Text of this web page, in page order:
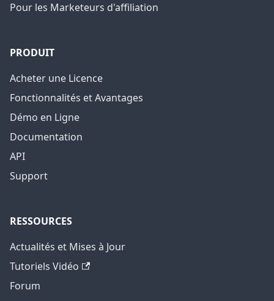
Pour les Marketeurs d'affiliation
PRODUIT
Acheter une Licence
Fonctionnalités et Avantages
Démo en Ligne
Documentation
API
Support
RESSOURCES
Actualités et Mises à Jour
Tutoriels Vidéo
Forum